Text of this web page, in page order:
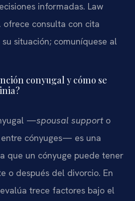
informadas. Law
ofrece consulta con cita
situación; comuníquese al
conyugal y cómo se
—spousal supporto
cónyuges— es una
que un cónyuge puede tener
o después del divorcio. En
trece factores bajo el